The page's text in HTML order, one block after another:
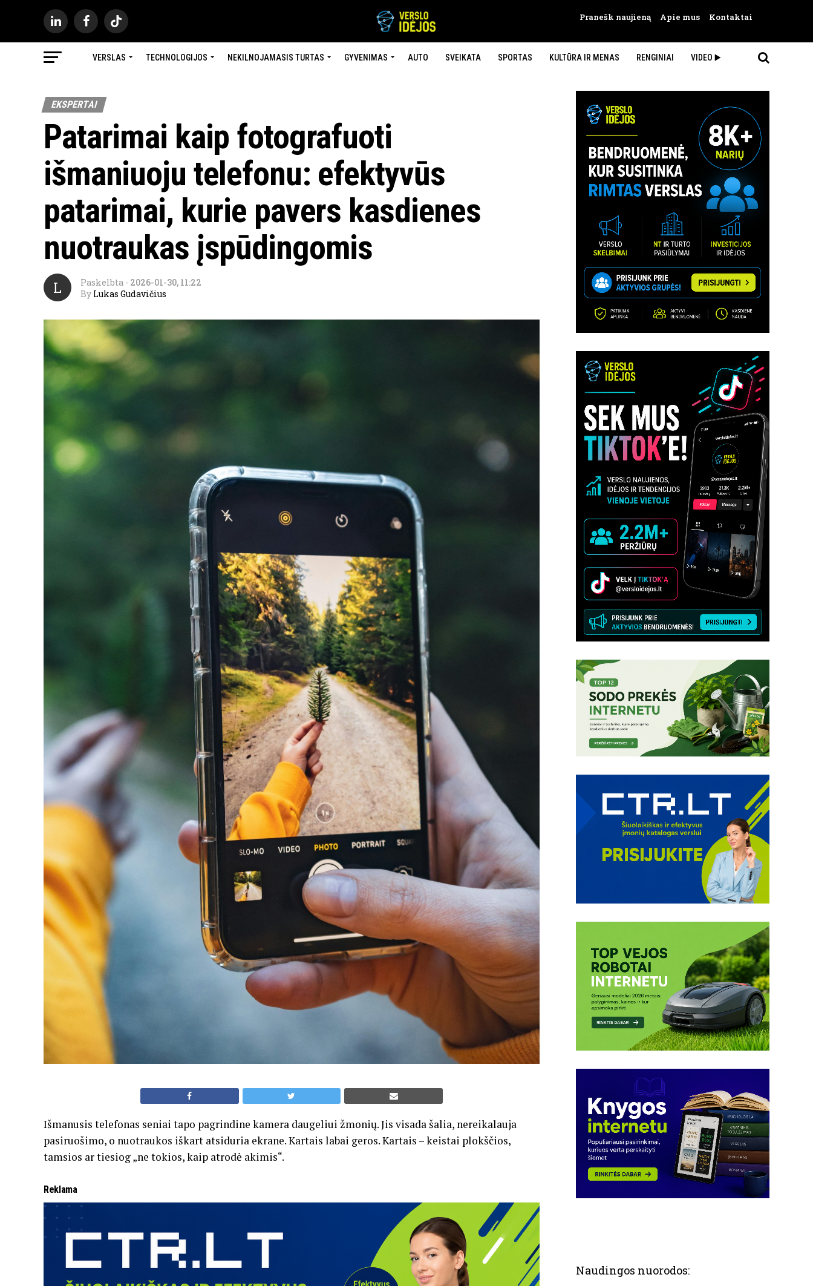
Pranešk naujieną Apie mus Kontaktai
VERSLAS TECHNOLOGIJOS NEKILNOJAMASIS TURTAS GYVENIMAS AUTO SVEIKATA SPORTAS KULTŪRA IR MENAS RENGINIAI VIDEO ▶️
EKSPERTAI
Patarimai kaip fotografuoti
išmaniuoju telefonu: efektyvūs
patarimai, kurie pavers kasdienes
nuotraukas įspūdingomis
L Paskelbta - 2026-01-30, 11:22
By Lukas Gudavičius
Išmanusis telefonas seniai tapo pagrindine kamera daugeliui žmonių. Jis visada šalia, nereikalauja
pasiruošimo, o nuotraukos iškart atsiduria ekrane. Kartais labai geros. Kartais – keistai plokščios,
tamsios ar tiesiog „ne tokios, kaip atrodė akimis“.
Reklama
Naudingos nuorodos: